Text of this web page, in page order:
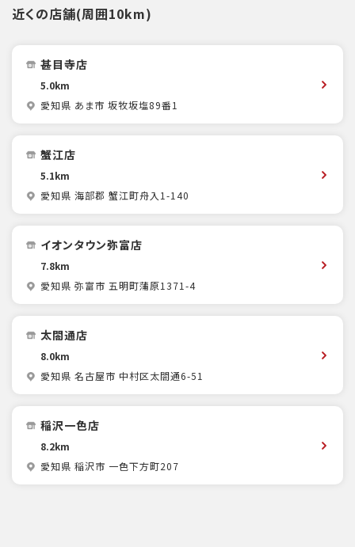
近くの店舗(周囲10km)
甚目寺店
5.0km
愛知県 あま市 坂牧坂塩89番1
蟹江店
5.1km
愛知県 海部郡 蟹江町舟入1-140
イオンタウン弥富店
7.8km
愛知県 弥富市 五明町蒲原1371-4
太閤通店
8.0km
愛知県 名古屋市 中村区太閤通6-51
稲沢一色店
8.2km
愛知県 稲沢市 一色下方町207